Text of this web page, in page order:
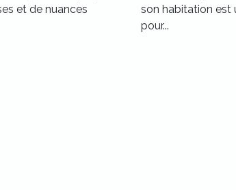
et de nuances
son habitation est
pour...